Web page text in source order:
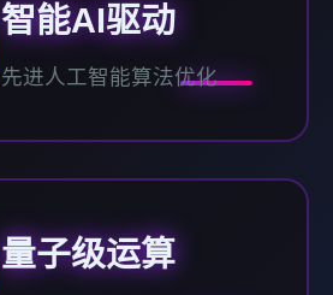
智能AI驱动
先进人工智能算法优化
量子级运算